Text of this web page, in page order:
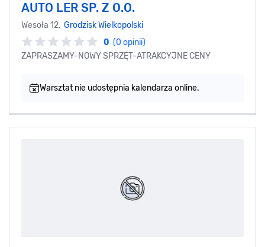
AUTO LER SP. Z O.O.
Wesoła 12, Grodzisk Wielkopolski
0 (0 opinii)
ZAPRASZAMY-NOWY SPRZĘT-ATRAKCYJNE CENY
Warsztat nie udostępnia kalendarza online.